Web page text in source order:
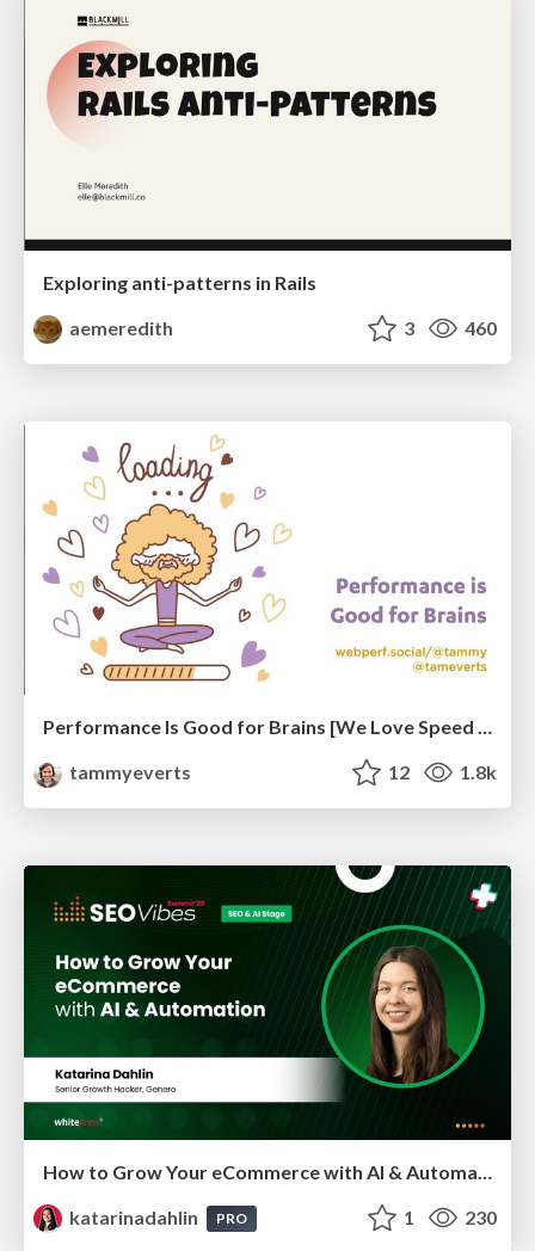
Exploring anti-patterns in Rails
aemeredith
3 460
Performance Is Good for Brains [We Love Speed 2024]
tammyeverts
12 1.8k
How to Grow Your eCommerce with AI & Automation
katarinadahlin
PRO 1 230